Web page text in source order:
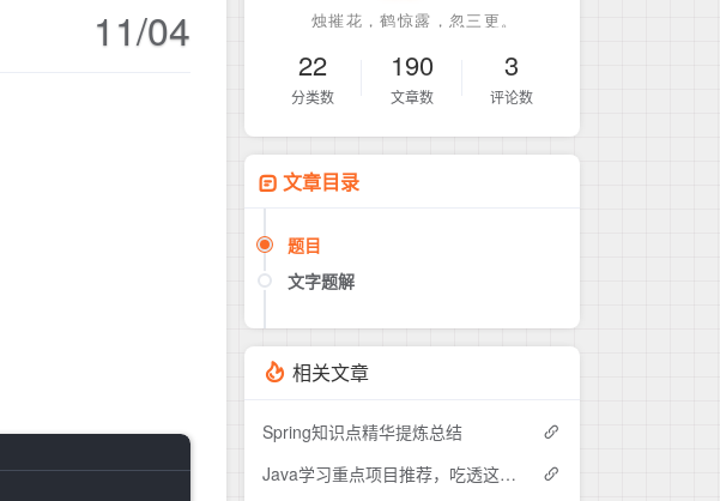
11/04
22
分类数
190
文章数
3
评论数
文章目录
题目
文字题解
相关文章
Spring知识点精华提炼总结
Java学习重点项目推荐，吃透这15个开源项目中的其中五个，offer拿到手软